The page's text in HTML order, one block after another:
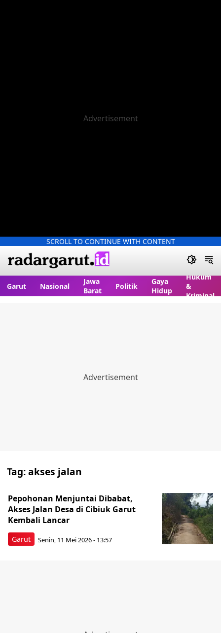
SCROLL TO CONTINUE WITH CONTENT
Garut Nasional
Jawa
Barat
Politik
Gaya
Hidup
Hukum
&
Kriminal
Tag:akses jalan
Garut
Pepohonan Menjuntai Dibabat,
Akses Jalan Desa di Cibiuk Garut
Kembali Lancar
Senin, 11 Mei 2026 - 13:57